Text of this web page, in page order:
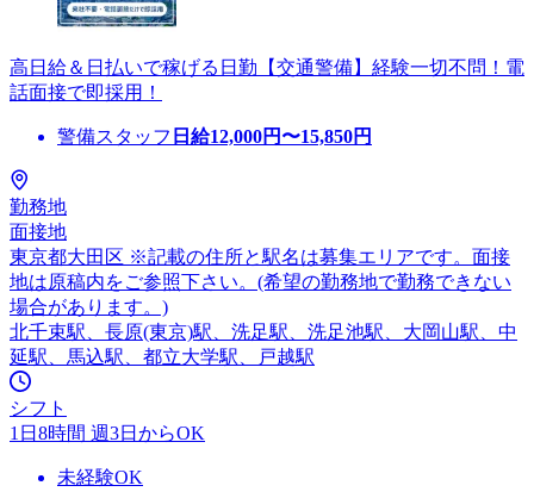
高日給＆日払いで稼げる日勤【交通警備】経験一切不問！電
話面接で即採用！
警備スタッフ 日給12,000円〜15,850円
勤務地
面接地
東京都大田区 ※記載の住所と駅名は募集エリアです。面接
地は原稿内をご参照下さい。(希望の勤務地で勤務できない
場合があります。)
北千束駅、長原(東京)駅、洗足駅、洗足池駅、大岡山駅、中
延駅、馬込駅、都立大学駅、戸越駅
シフト
1日8時間 週3日からOK
未経験OK